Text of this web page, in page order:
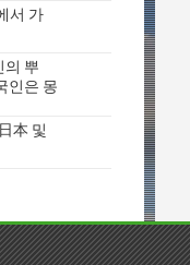
서 가
의 뿌
인은 몽
本 및